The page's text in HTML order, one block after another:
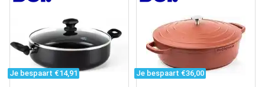
Je bespaart €14,91 Je bespaart €36,00